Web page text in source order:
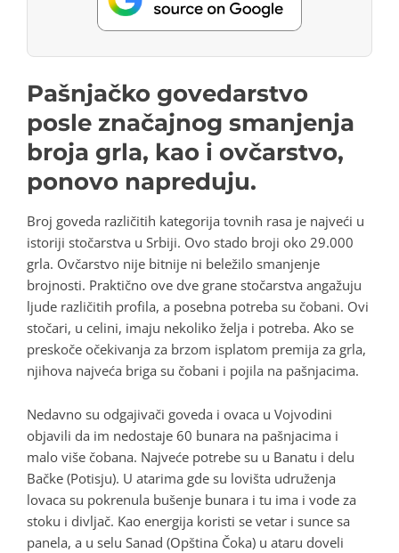
Pašnjačko govedarstvo
posle značajnog smanjenja
broja grla, kao i ovčarstvo,
ponovo napreduju.
Broj goveda različitih kategorija tovnih rasa je najveći u
istoriji stočarstva u Srbiji. Ovo stado broji oko 29.000
grla. Ovčarstvo nije bitnije ni beležilo smanjenje
brojnosti. Praktično ove dve grane stočarstva angažuju
ljude različitih profila, a posebna potreba su čobani. Ovi
stočari, u celini, imaju nekoliko želja i potreba. Ako se
preskoče očekivanja za brzom isplatom premija za grla,
njihova najveća briga su čobani i pojila na pašnjacima.
Nedavno su odgajivači goveda i ovaca u Vojvodini
objavili da im nedostaje 60 bunara na pašnjacima i
malo više čobana. Najveće potrebe su u Banatu i delu
Bačke (Potisju). U atarima gde su lovišta udruženja
lovaca su pokrenula bušenje bunara i tu ima i vode za
stoku i divljač. Kao energija koristi se vetar i sunce sa
panela, a u selu Sanad (Opština Čoka) u ataru doveli